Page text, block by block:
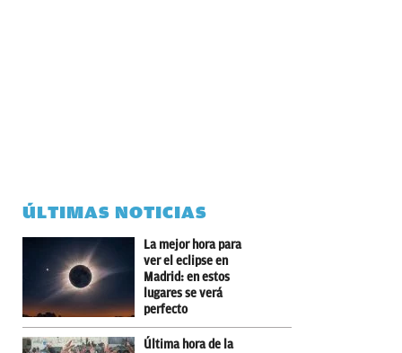
ÚLTIMAS NOTICIAS
La mejor hora para
ver el eclipse en
Madrid: en estos
lugares se verá
perfecto
Última hora de la